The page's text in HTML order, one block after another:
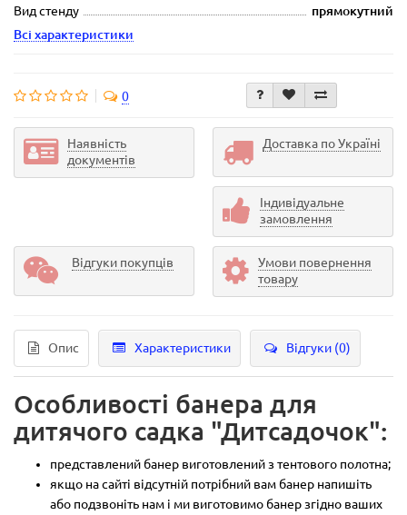
Вид стенду
прямокутний
Всі характеристики
0
Наявність
документів
Доставка по Україні
Індивідуальне
замовлення
Відгуки покупців
Умови повернення
товару
Опис Характеристики Відгуки (0)
Особливості банера для
дитячого садка "Дитсадочок":
представлений банер виготовлений з тентового полотна;
якщо на сайті відсутній потрібний вам банер напишіть
або подзвоніть нам і ми виготовимо банер згідно ваших